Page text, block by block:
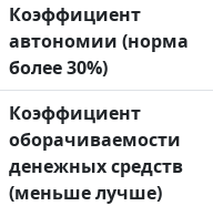
Коэффициент
автономии (норма
более 30%)
Коэффициент
оборачиваемости
денежных средств
(меньше лучше)